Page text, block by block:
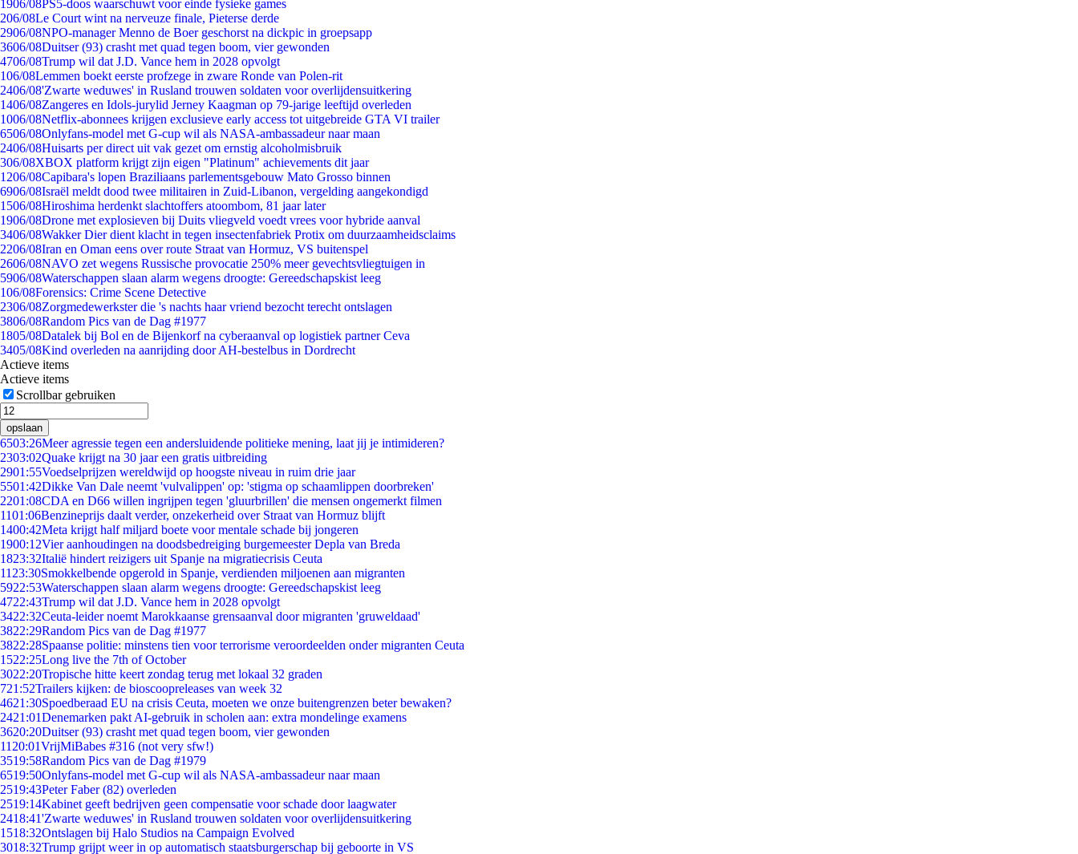
1906/08PS5-doos waarschuwt voor einde fysieke games
206/08Le Court wint na nerveuze finale, Pieterse derde
2906/08NPO-manager Menno de Boer geschorst na dickpic in groepsapp
3606/08Duitser (93) crasht met quad tegen boom, vier gewonden
4706/08Trump wil dat J.D. Vance hem in 2028 opvolgt
106/08Lemmen boekt eerste profzege in zware Ronde van Polen-rit
2406/08'Zwarte weduwes' in Rusland trouwen soldaten voor overlijdensuitkering
1406/08Zangeres en Idols-jurylid Jerney Kaagman op 79-jarige leeftijd overleden
1006/08Netflix-abonnees krijgen exclusieve early access tot uitgebreide GTA VI trailer
6506/08Onlyfans-model met G-cup wil als NASA-ambassadeur naar maan
2406/08Huisarts per direct uit vak gezet om ernstig alcoholmisbruik
306/08XBOX platform krijgt zijn eigen "Platinum" achievements dit jaar
1206/08Capibara's lopen Braziliaans parlementsgebouw Mato Grosso binnen
6906/08Israël meldt dood twee militairen in Zuid-Libanon, vergelding aangekondigd
1506/08Hiroshima herdenkt slachtoffers atoombom, 81 jaar later
1906/08Drone met explosieven bij Duits vliegveld voedt vrees voor hybride aanval
3406/08Wakker Dier dient klacht in tegen insectenfabriek Protix om duurzaamheidsclaims
2206/08Iran en Oman eens over route Straat van Hormuz, VS buitenspel
2606/08NAVO zet wegens Russische provocatie 250% meer gevechtsvliegtuigen in
5906/08Waterschappen slaan alarm wegens droogte: Gereedschapskist leeg
106/08Forensics: Crime Scene Detective
2306/08Zorgmedewerkster die 's nachts haar vriend bezocht terecht ontslagen
3806/08Random Pics van de Dag #1977
1805/08Datalek bij Bol en de Bijenkorf na cyberaanval op logistiek partner Ceva
3405/08Kind overleden na aanrijding door AH-bestelbus in Dordrecht
Actieve items
Actieve items
Scrollbar gebruiken
opslaan
6503:26Meer agressie tegen een andersluidende politieke mening, laat jij je intimideren?
2303:02Quake krijgt na 30 jaar een gratis uitbreiding
2901:55Voedselprijzen wereldwijd op hoogste niveau in ruim drie jaar
5501:42Dikke Van Dale neemt 'vulvalippen' op: 'stigma op schaamlippen doorbreken'
2201:08CDA en D66 willen ingrijpen tegen 'gluurbrillen' die mensen ongemerkt filmen
1101:06Benzineprijs daalt verder, onzekerheid over Straat van Hormuz blijft
1400:42Meta krijgt half miljard boete voor mentale schade bij jongeren
1900:12Vier aanhoudingen na doodsbedreiging burgemeester Depla van Breda
1823:32Italië hindert reizigers uit Spanje na migratiecrisis Ceuta
11 23:30Smokkelbende opgerold in Spanje, verdienden miljoenen aan migranten
5922:53Waterschappen slaan alarm wegens droogte: Gereedschapskist leeg
4722:43Trump wil dat J.D. Vance hem in 2028 opvolgt
3422:32Ceuta-leider noemt Marokkaanse grensaanval door migranten 'gruweldaad'
3822:29Random Pics van de Dag #1977
3822:28Spaanse politie: minstens tien voor terrorisme veroordeelden onder migranten Ceuta
1522:25Long live the 7th of October
3022:20Tropische hitte keert zondag terug met lokaal 32 graden
721:52Trailers kijken: de bioscoopreleases van week 32
4621:30Spoedberaad EU na crisis Ceuta, moeten we onze buitengrenzen beter bewaken?
2421:01Denemarken pakt AI-gebruik in scholen aan: extra mondelinge examens
3620:20Duitser (93) crasht met quad tegen boom, vier gewonden
11 20:01VrijMiBabes #316 (not very sfw!)
3519:58Random Pics van de Dag #1979
6519:50Onlyfans-model met G-cup wil als NASA-ambassadeur naar maan
2519:43Peter Faber (82) overleden
2519:14Kabinet geeft bedrijven geen compensatie voor schade door laagwater
2418:41'Zwarte weduwes' in Rusland trouwen soldaten voor overlijdensuitkering
1518:32Ontslagen bij Halo Studios na Campaign Evolved
3018:32Trump grijpt weer in op automatisch staatsburgerschap bij geboorte in VS